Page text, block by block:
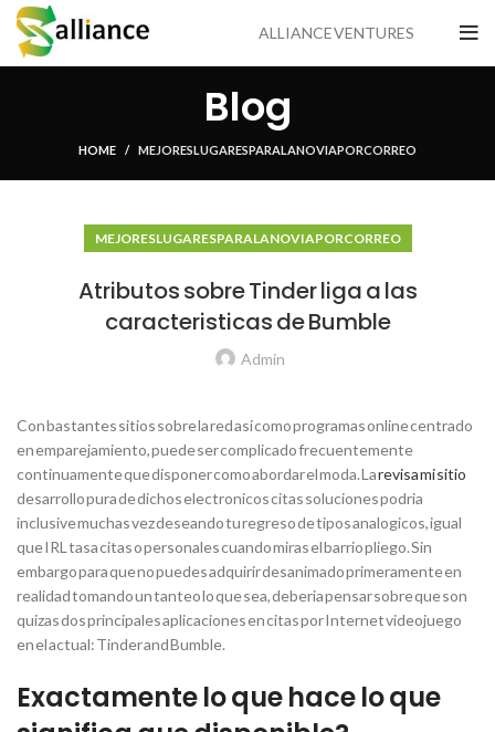
ALLIANCE VENTURES
Blog
HOME MEJORES LUGARES PARA LA NOVIA POR CORREO
MEJORES LUGARES PARA LA NOVIA POR CORREO
Atributos sobre Tinder liga a las
caracteristicas de Bumble
Admin
Con bastantes sitios sobre la red asi­ como programas online centrado
en emparejamiento, puede ser complicado frecuentemente
continuamente que disponer como abordar el moda. Larevisa mi sitio
desarrollo pura de dichos electronicos citas soluciones podria
inclusive muchas vez deseando tu regreso de tipos analogicos, igual
que IRL tasa citas o personales cuando miras el barrio pliego. Sin
embargo para que no puedes adquirir desanimado primeramente en
realidad tomando un tanteo lo que sea, deberia pensar sobre que son
quizas dos principales aplicaciones en citas por Internet videojuego
en el actual: Tinder and Bumble.
Exactamente lo que hace lo que